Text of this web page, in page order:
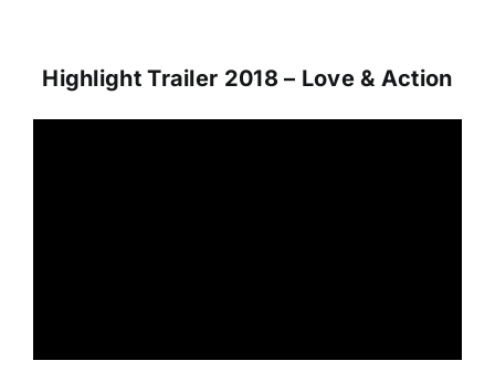
Highlight Trailer 2018 – Love & Action